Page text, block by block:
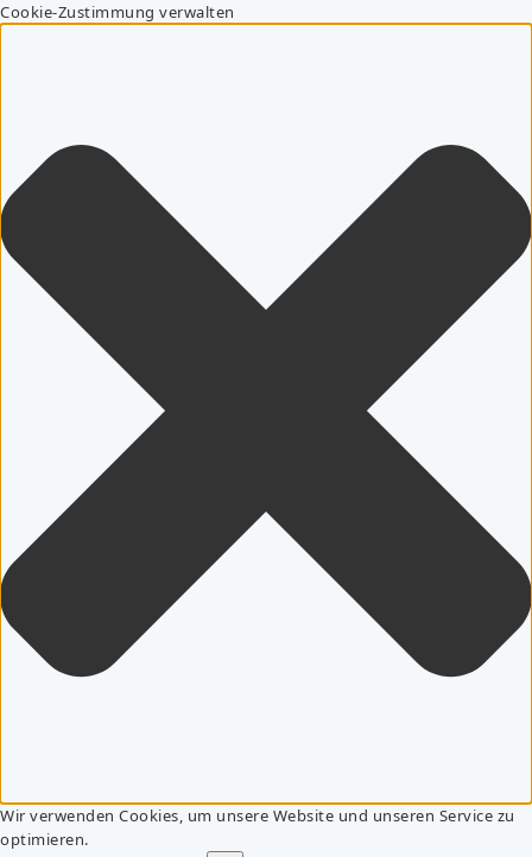
Cookie-Zustimmung verwalten
Wir verwenden Cookies, um unsere Website und unseren Service zu
optimieren.